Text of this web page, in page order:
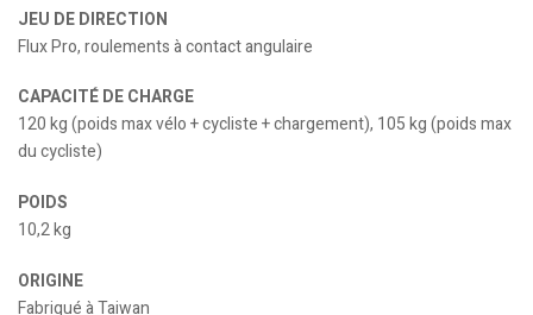
JEU DE DIRECTION
Flux Pro, roulements à contact angulaire
CAPACITÉ DE CHARGE
120 kg (poids max vélo + cycliste + chargement), 105 kg (poids max
du cycliste)
POIDS
10,2 kg
ORIGINE
Fabriqué à Taiwan